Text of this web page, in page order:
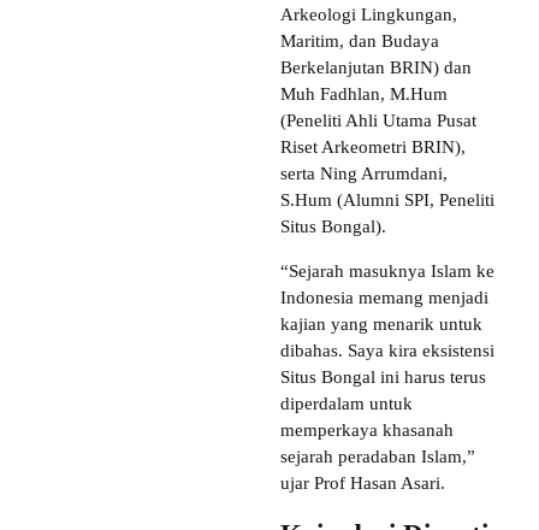
Arkeologi Lingkungan,
Maritim, dan Budaya
Berkelanjutan BRIN) dan
Muh Fadhlan, M.Hum
(Peneliti Ahli Utama Pusat
Riset Arkeometri BRIN),
serta Ning Arrumdani,
S.Hum (Alumni SPI, Peneliti
Situs Bongal).
“Sejarah masuknya Islam ke
Indonesia memang menjadi
kajian yang menarik untuk
dibahas. Saya kira eksistensi
Situs Bongal ini harus terus
diperdalam untuk
memperkaya khasanah
sejarah peradaban Islam,”
ujar Prof Hasan Asari.